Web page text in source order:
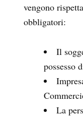
vengono
obbligatori:
Il
possesso
La